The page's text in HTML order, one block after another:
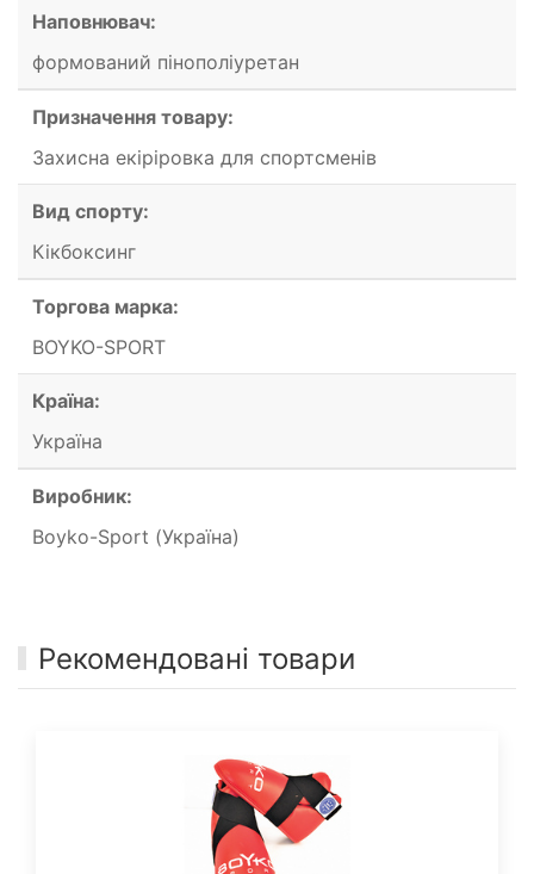
Наповнювач:
формований пінополіуретан
Призначення товару:
Захисна екіріровка для спортсменів
Вид спорту:
Кікбоксинг
Торгова марка:
BOYKO-SPORT
Країна:
Україна
Виробник:
Boyko-Sport (Україна)
Рекомендовані товари